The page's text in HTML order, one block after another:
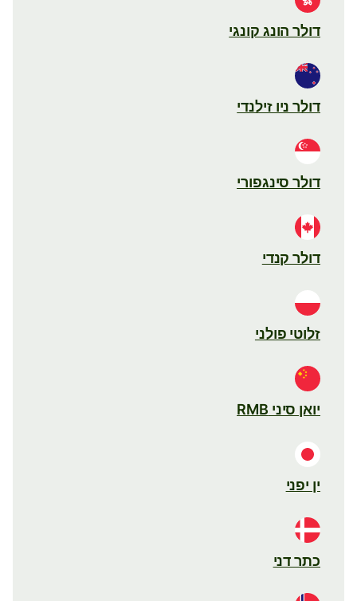
דולר הונג קונגי
דולר ניו זילנדי
דולר סינגפורי
דולר קנדי
זלוטי פולני
יואן סיני RMB
ין יפני
כתר דני